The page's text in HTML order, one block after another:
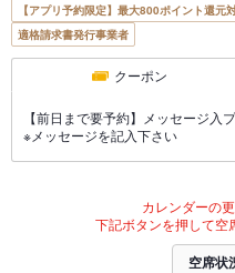
【アプリ予約限定】最大800ポイント還元
適格請求書発行事業者
クーポン
【前日まで要予約】メッセージ入
※メッセージを記入下さい
カレンダーの
下記ボタンを押して空
空席状